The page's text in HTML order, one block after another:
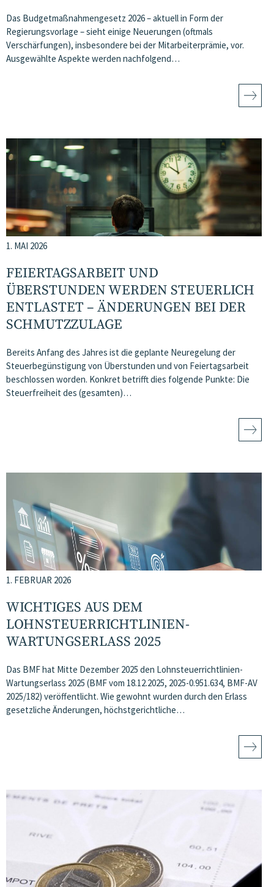
Das Budgetmaßnahmengesetz 2026 – aktuell in Form der
Regierungsvorlage – sieht einige Neuerungen (oftmals
Verschärfungen), insbesondere bei der Mitarbeiterprämie, vor.
Ausgewählte Aspekte werden nachfolgend…
1. MAI 2026
FEIERTAGSARBEIT UND
ÜBERSTUNDEN WERDEN STEUERLICH
ENTLASTET – ÄNDERUNGEN BEI DER
SCHMUTZZULAGE
Bereits Anfang des Jahres ist die geplante Neuregelung der
Steuerbegünstigung von Überstunden und von Feiertagsarbeit
beschlossen worden. Konkret betrifft dies folgende Punkte: Die
Steuerfreiheit des (gesamten)…
1. FEBRUAR 2026
WICHTIGES AUS DEM
LOHNSTEUERRICHTLINIEN-
WARTUNGSERLASS 2025
Das BMF hat Mitte Dezember 2025 den Lohnsteuerrichtlinien-
Wartungserlass 2025 (BMF vom 18.12.2025, 2025-0.951.634, BMF-AV
2025/182) veröffentlicht. Wie gewohnt wurden durch den Erlass
gesetzliche Änderungen, höchstgerichtliche…